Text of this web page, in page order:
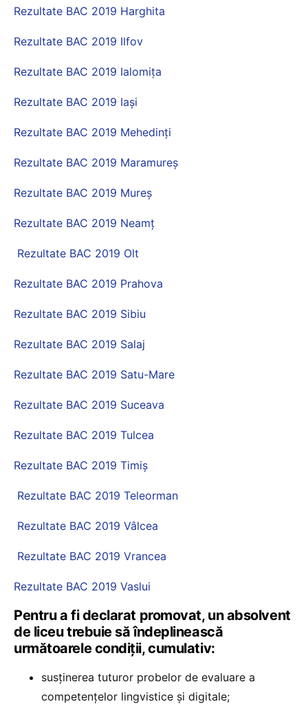
Rezultate BAC 2019 Harghita
Rezultate BAC 2019 Ilfov
Rezultate BAC 2019 Ialomița
Rezultate BAC 2019 Iași
Rezultate BAC 2019 Mehedinți
Rezultate BAC 2019 Maramureș
Rezultate BAC 2019 Mureș
Rezultate BAC 2019 Neamț
Rezultate BAC 2019 Olt
Rezultate BAC 2019 Prahova
Rezultate BAC 2019 Sibiu
Rezultate BAC 2019 Salaj
Rezultate BAC 2019 Satu-Mare
Rezultate BAC 2019 Suceava
Rezultate BAC 2019 Tulcea
Rezultate BAC 2019 Timiș
Rezultate BAC 2019 Teleorman
Rezultate BAC 2019 Vâlcea
Rezultate BAC 2019 Vrancea
Rezultate BAC 2019 Vaslui
Pentru a fi declarat promovat, un absolvent
de liceu trebuie să îndeplinească
următoarele condiţii, cumulativ:
susţinerea tuturor probelor de evaluare a
competenţelor lingvistice şi digitale;